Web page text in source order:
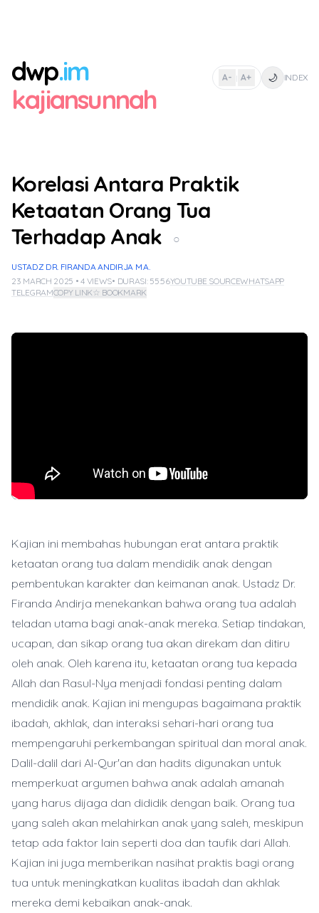
dwp.im
kajiansunnah
A- | A+ 🌙 INDEX
Korelasi Antara Praktik
Ketaatan Orang Tua
Terhadap Anak
○
USTADZ DR. FIRANDA ANDIRJA M.A.
23 MARCH 2025 • 4 VIEWS• DURASI: 55:56YOUTUBE SOURCEWHATSAPP
TELEGRAMCOPY LINK☆ BOOKMARK
Kajian ini membahas hubungan erat antara praktik
ketaatan orang tua dalam mendidik anak dengan
pembentukan karakter dan keimanan anak. Ustadz Dr.
Firanda Andirja menekankan bahwa orang tua adalah
teladan utama bagi anak-anak mereka. Setiap tindakan,
ucapan, dan sikap orang tua akan direkam dan ditiru
oleh anak. Oleh karena itu, ketaatan orang tua kepada
Allah dan Rasul-Nya menjadi fondasi penting dalam
mendidik anak. Kajian ini mengupas bagaimana praktik
ibadah, akhlak, dan interaksi sehari-hari orang tua
mempengaruhi perkembangan spiritual dan moral anak.
Dalil-dalil dari Al-Qur'an dan hadits digunakan untuk
memperkuat argumen bahwa anak adalah amanah
yang harus dijaga dan dididik dengan baik. Orang tua
yang saleh akan melahirkan anak yang saleh, meskipun
tetap ada faktor lain seperti doa dan taufik dari Allah.
Kajian ini juga memberikan nasihat praktis bagi orang
tua untuk meningkatkan kualitas ibadah dan akhlak
mereka demi kebaikan anak-anak.